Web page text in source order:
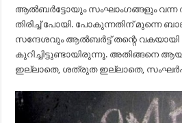
ആല്‍ബര്‍ട്ടോയും സംഘാംഗങ്ങളും വന്ന
തിരിച്ച് പോയി. പോകുന്നതിന് മുന്നെ
സന്ദേശവും ആല്‍ബര്‍ട്ട് തന്റെ വകയായി
കുറിച്ചിട്ടുണ്ടായിരുന്നൂ. അതിങ്ങനെ
ഇല്ലാതെ, ശത്രുത ഇല്ലാതെ,